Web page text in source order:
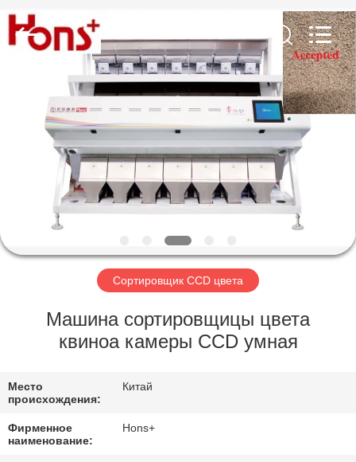
ПРОДУКТЫ
ПУТЕШЕСТВИЕ
ФАБРИКИ
ПРОВЕРКА
СВЯЖИТЕСЬ
МЫ
Optoelectronic
High-
tech
Co.,Ltd.
Сортировщик CCD цвета
Машина сортировщицы цвета
квиноа камеры CCD умная
Место
происхождения:
Китай
Фирменное
наименование:
Hons+